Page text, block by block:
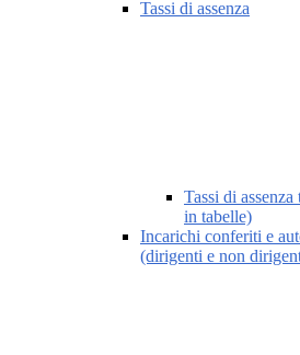
Tassi di assenza
Tassi di
in tabelle)
Incarichi conferiti e
(dirigenti e non